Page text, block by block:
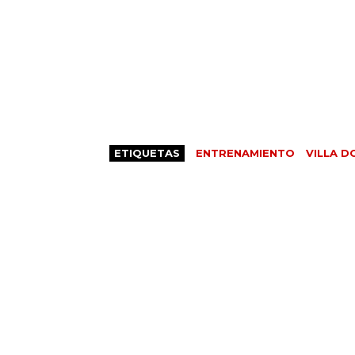
ETIQUETAS ENTRENAMIENTO VILLA